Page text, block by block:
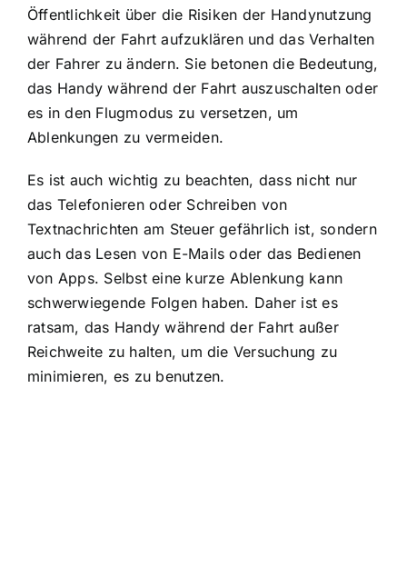
Öffentlichkeit über die Risiken der Handynutzung
während der Fahrt aufzuklären und das Verhalten
der Fahrer zu ändern. Sie betonen die Bedeutung,
das Handy während der Fahrt auszuschalten oder
es in den Flugmodus zu versetzen, um
Ablenkungen zu vermeiden.
Es ist auch wichtig zu beachten, dass nicht nur
das Telefonieren oder Schreiben von
Textnachrichten am Steuer gefährlich ist, sondern
auch das Lesen von E-Mails oder das Bedienen
von Apps. Selbst eine kurze Ablenkung kann
schwerwiegende Folgen haben. Daher ist es
ratsam, das Handy während der Fahrt außer
Reichweite zu halten, um die Versuchung zu
minimieren, es zu benutzen.